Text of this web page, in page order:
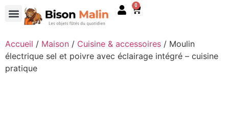
0
Accueil / Maison / Cuisine & accessoires / Moulin
électrique sel et poivre avec éclairage intégré – cuisine
pratique